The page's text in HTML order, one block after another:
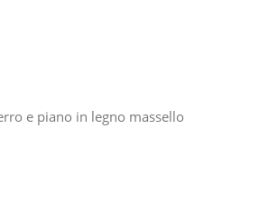
e piano in legno massello